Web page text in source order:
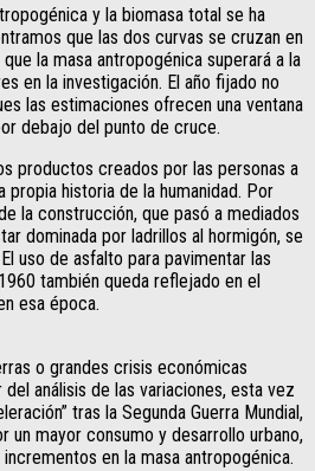
y la biomasa total se ha
que las dos curvas se cruzan en
la masa antropogénica superará a la
en la investigación. El año fijado no
las estimaciones ofrecen una ventana
debajo del punto de cruce.
productos creados por las personas a
propia historia de la humanidad. Por
la construcción, que pasó a mediados
dominada por ladrillos al hormigón, se
uso de asfalto para pavimentar las
también queda reflejado en el
esa época.
o grandes crisis económicas
análisis de las variaciones, esta vez
tras la Segunda Guerra Mundial,
un mayor consumo y desarrollo urbano,
en la masa antropogénica.